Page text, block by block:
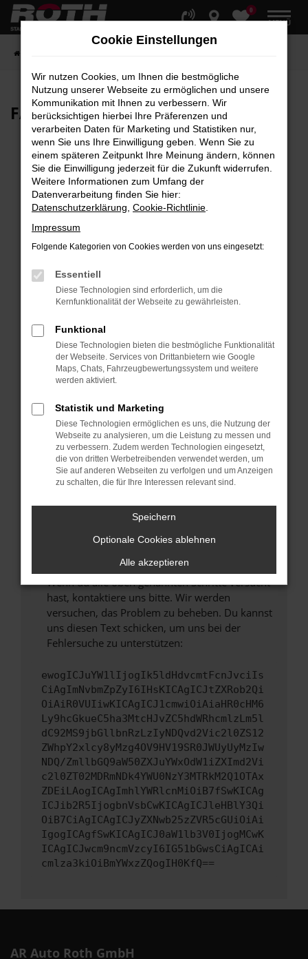
Zum
Hauptinhalt
0
MENÜ
FAHRZEUG-SHOWROOM
Fehler: Network Error
Beim Laden ist ein Fehler aufgetreten.
Hier sind ein paar Tipps, die dir helfen können:
Überprüfe deine Firewall und deine
Laden andere Webseiten, zum Beispiel deine
Suchmaschine?
Prüfe deine Browsererweiterungen.
Manche Erweiterungen, wie Werbeblocker,
können das Laden bestimmter Seiten
verhindern. Funktioniert die Seite in einem
anderen Browser oder in einem privaten
Fenster?
Starte dein Gerät neu.
Das kann manchmal helfen, vorübergehende
Probleme zu beheben.
Stelle sicher, dass dein Browser und dein
Betriebssystem auf dem neuesten Stand
sind.
Sicherheitsrisiko, sondern kann auch dazu
unterstützt werden.
Wende dich an den Webseitenbetreiber.
Wenn du alle oben genannten Schritte versucht
hast, kontaktiere uns bitte. Wir werden
versuchen, das Problem zu beheben. Du kannst
uns diesen Text schicken, um uns bei der
Fehlersuche zu unterstützen:
ewogICJuYW1lIjogIk5ldHdvcmtFcnJvciIs
CiAgImNvbmZpZyI6IHsKICAgICJtZXRob2Qi
OiAiR0VUIiwKICAgICJ1cmwiOiAiaHR0cHM6
Ly9hcGkueC5ha3MtcHJvZC5hdWRhcmlzLm5l
dC92MS9jbGllbnRzLzIyNDQvd2Vic2l0ZS12
ZWhpY2xlcy8yMzg4OV9HV19SR0JWUyUyMzIw
NDQ/ZmllbGQ9aW50ZXJuYWxOdW1iZXImd2Vi
c2l0ZT02MDRmNDk4YWU0NzY3MTRkM2Q1OTAx
ZDEiLAogICAgImhlYWRlcnMiOiB7fSwKICAg
ICJib2R5IjogbnVsbCwKICAgICJleHBlY3Qi
OiB7CiAgICAgICJyZXNwb25zZVR5cGUiOiAi
IgogICAgfSwKICAgICJ0aW1lb3V0IjogMCwK
ICAgICJwcm9ncmVzcyI6IG51bGwsCiAgICAi
cmlza3kiOiBmYWxzZQogIH0KfQ==
AR Auto Roth GmbH
Cookie Einstellungen
Wir nutzen Cookies, um Ihnen die bestmögliche
Nutzung unserer Webseite zu ermöglichen und unsere
Kommunikation mit Ihnen zu verbessern. Wir
berücksichtigen hierbei Ihre Präferenzen und
verarbeiten Daten für Marketing und Statistiken nur,
wenn Sie uns Ihre Einwilligung geben. Wenn Sie zu
einem späteren Zeitpunkt Ihre Meinung ändern, können
Sie die Einwilligung jederzeit für die Zukunft widerrufen.
Weitere Informationen zum Umfang der
Datenverarbeitung finden Sie hier:
Datenschutzerklärung Cookie-Richtlinie
Impressum
Folgende Kategorien von Cookies werden von uns eingesetzt:
Essentiell
Diese Technologien sind erforderlich, um die
Kernfunktionalität der Webseite zu gewährleisten.
Funktional
Diese Technologien bieten die bestmögliche Funktionalität
der Webseite. Services von Drittanbietern wie Google
Maps, Chats, Fahrzeugbewertungssystem und weitere
werden aktiviert.
Statistik und Marketing
Diese Technologien ermöglichen es uns, die Nutzung der
Webseite zu analysieren, um die Leistung zu messen und
zu verbessern. Zudem werden Technologien eingesetzt,
die von dritten Werbetreibenden verwendet werden, um
Sie auf anderen Webseiten zu verfolgen und um Anzeigen
zu schalten, die für Ihre Interessen relevant sind.
Speichern
Optionale Cookies ablehnen
Alle akzeptieren